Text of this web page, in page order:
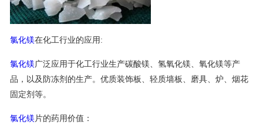
氯化镁在化工行业的应用:
氯化镁广泛应用于化工行业生产碳酸镁、氢氧化镁、氧化镁等产
品，以及防冻剂的生产。优质装饰板、轻质墙板、磨具、炉、烟花
固定剂等。
氯化镁 片的药用价值：